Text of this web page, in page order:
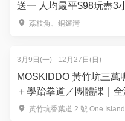
送一 人均最平$98玩盡3
荔枝角、銅鑼灣店
荔枝角、銅鑼灣
3月9日(一) - 12月27日(日)
MOSKIDDO 黃竹坑三萬
＋學跆拳道／團體課｜
程 黃竹坑香葉道 2 號 One